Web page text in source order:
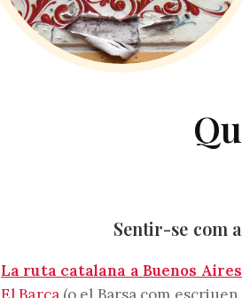
Sentir-se com
La ruta catalana a Buenos Aires